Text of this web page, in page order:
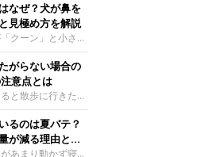
なぜ？犬が鼻を
見極め方を解説
クーン」と小さく
うな音を出したり
？ 大きく吠える
なの？それとも何
と気になる飼い主
ん。今回は、犬が
らしの背景、見極
どについて、いぬ
原 駿太朗先生に
がらない場合の
意点とは
と散歩に行きたが
『暑い季節は散歩
部屋から出ようと
たがらないコもい
をさせてあげたい
るのは夏バテ？
が減る理由と対
あまり動かず寝て